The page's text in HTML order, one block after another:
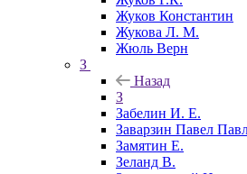
Жуков Константин
Жукова Л. М.
Жюль Верн
З
Назад
З
Забелин И. Е.
Заварзин Павел
Замятин Е.
Зеланд В.